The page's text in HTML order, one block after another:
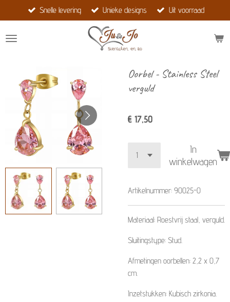
direct
naar
Snelle levering Unieke designs Uit voorraad
Oorbel - Stainless Steel
verguld
€ 17,50
In
winkelwagen
Artikelnummer: 90025-0
Materiaal: Roestvrij staal, verguld.
Sluitingstype: Stud.
Afmetingen oorbellen: 2,2 x 0,7
cm.
Inzetstukken: Kubisch zirkonia.